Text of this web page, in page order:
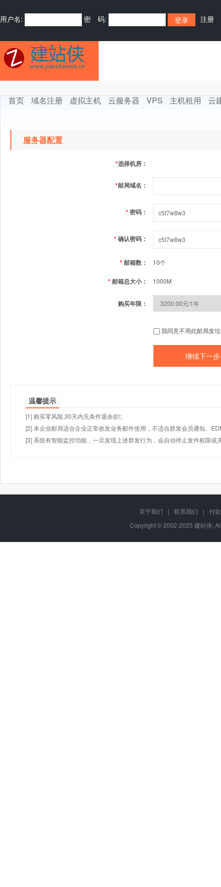
用户名: 密 码: 注册
首页 域名注册 虚拟主机 云服务器 VPS 主机租用 云
服务器配置
*选择机房：
*邮局域名：
*密码：
*确认密码：
*邮箱数： 10个
*邮箱总大小： 1000M
购买年限：
我同意不用此邮局发
温馨提示
[1] 购买零风险,30天内无条件退余款!;
[2] 本企业邮局适合企业正常收发业务邮件使用，不适合群发会员通知、
[3] 系统有智能监控功能，一旦发现上述群发行为，会自动停止发件权限或
关于我们 | 联系我们 |
付
Copyright © 2002-2025 建站侠,